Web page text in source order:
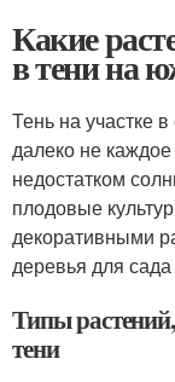
Какие
в тени на
Тень на участке
далеко не
недостатком
плодовые
декоративными
деревья для
Типы
тени